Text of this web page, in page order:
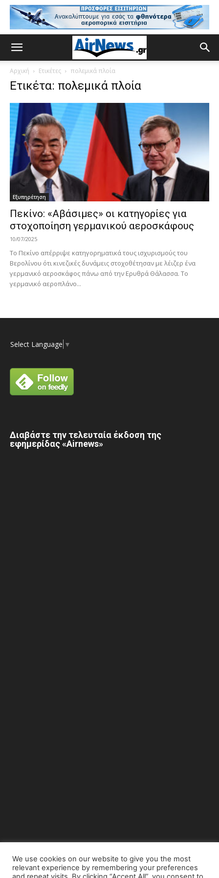
Αρχική Ετικέτες πολεμικά πλοία
Ετικέτα: πολεμικά πλοία
Εξυπηρέτηση
Πεκίνο: «Αβάσιμες» οι κατηγορίες για
στοχοποίηση γερμανικού αεροσκάφους
10/07/2025
Το Πεκίνο απέρριψε κατηγορηματικά τους ισχυρισμούς του
Βερολίνου ότι κινεζικές δυνάμεις στοχοθέτησαν με λέιζερ ένα
γερμανικό αεροσκάφος πάνω από την Ερυθρά Θάλασσα. Το
γερμανικό αεροπλάνο...
Select Language ▼
Διαβάστε την τελευταία έκδοση της
εφημερίδας «Airnews»
© Copyright 2015 - www.airnews.gr
We use cookies on our website to give you the most
relevant experience by remembering your preferences